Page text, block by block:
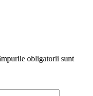
obligatorii sunt